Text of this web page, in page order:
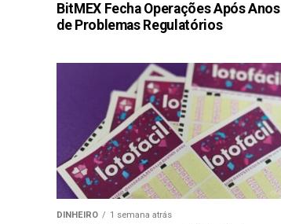
BitMEX Fecha Operações Após Anos
de Problemas Regulatórios
DINHEIRO 1 semana atrás